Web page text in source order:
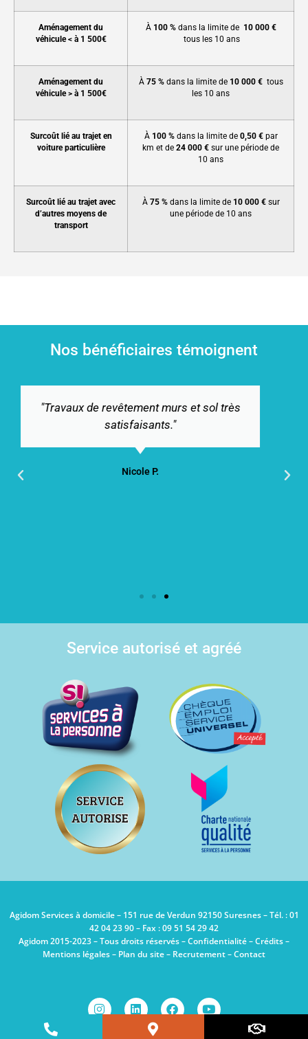
Aménagement du
véhicule < à 1 500€
À100 %dans la limite de 10 000 €
tous les 10 ans
Aménagement du
véhicule > à 1 500€
À 75 % dans la limite de 10 000 €tous
les 10 ans
Surcoût lié au trajet en
voiture particulière
À 100 %dans la limite de 0,50 €par
km et de 24 000 € sur une période de
10 ans
Surcoût lié au trajet avec
d’autres moyens de
transport
À 75 %dans la limite de 10 000 €sur
une période de 10 ans
Nos bénéficiaires témoignent
et sol très
"Je suis ravie des travaux
bravo et merci beaucoup Agidom.
l’organisation et la comptabilité.
Service autorisé et agréé
Agidom Services à domicile – 151 rue de Verdun 92150 Suresnes – Tél. : 01
42 04 23 90 – Fax : 09 51 54 29 42
Agidom 2015-2023 – Tous droits réservés –Confidentialité–Crédits–
Mentions légales– Plan du site– Recrutement–Contact